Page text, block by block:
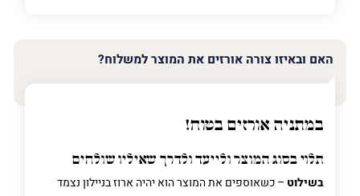
האם ובאיזו צורה אורזים את המוצר למשלוח?
במתניה אורזים בטוח!
תלוי בסוג המוצר ולייעד ולדרך שאיליו שולחים
בשילוט – כשאוספים את המוצר הוא יהיה ארוז בניילון נצמד